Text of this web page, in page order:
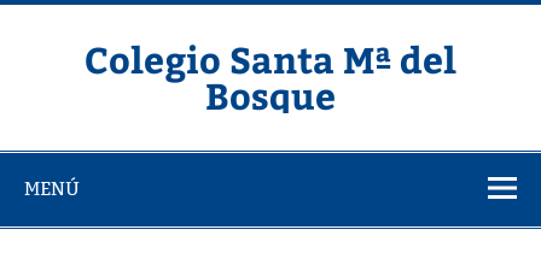
Saltar
Colegio Santa Mª del
Bosque
MENÚ